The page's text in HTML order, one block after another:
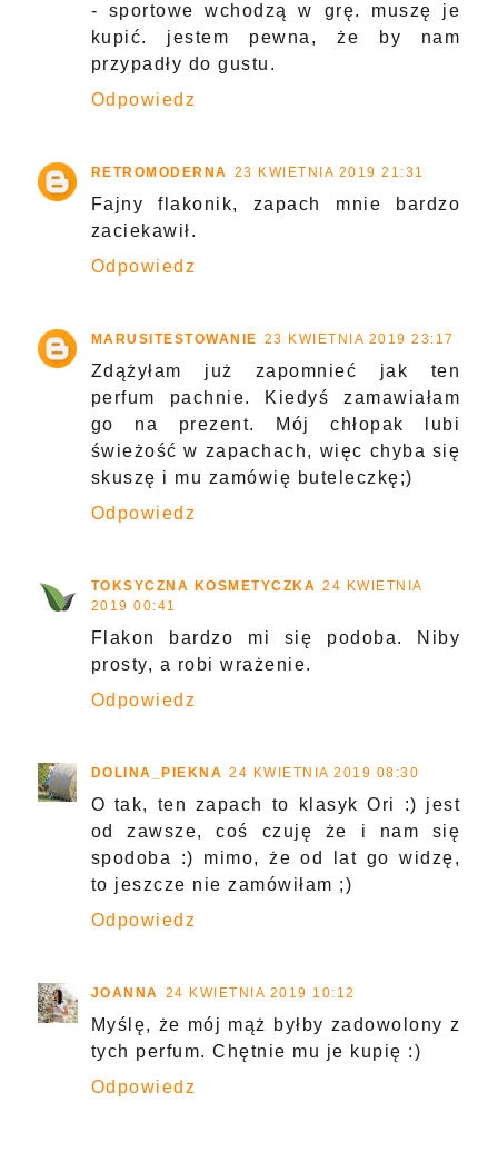
- sportowe wchodzą w grę. muszę je
kupić. jestem pewna, że by nam
przypadły do gustu.
Odpowiedz
RETROMODERNA 23 KWIETNIA 2019 21:31
Fajny flakonik, zapach mnie bardzo
zaciekawił.
Odpowiedz
MARUSITESTOWANIE 23 KWIETNIA 2019 23:17
Zdążyłam już zapomnieć jak ten
perfum pachnie. Kiedyś zamawiałam
go na prezent. Mój chłopak lubi
świeżość w zapachach, więc chyba się
skuszę i mu zamówię buteleczkę;)
Odpowiedz
TOKSYCZNA KOSMETYCZKA 24 KWIETNIA
2019 00:41
Flakon bardzo mi się podoba. Niby
prosty, a robi wrażenie.
Odpowiedz
DOLINA_PIEKNA 24 KWIETNIA 2019 08:30
O tak, ten zapach to klasyk Ori :) jest
od zawsze, coś czuję że i nam się
spodoba :) mimo, że od lat go widzę,
to jeszcze nie zamówiłam ;)
Odpowiedz
JOANNA 24 KWIETNIA 2019 10:12
Myślę, że mój mąż byłby zadowolony z
tych perfum. Chętnie mu je kupię :)
Odpowiedz